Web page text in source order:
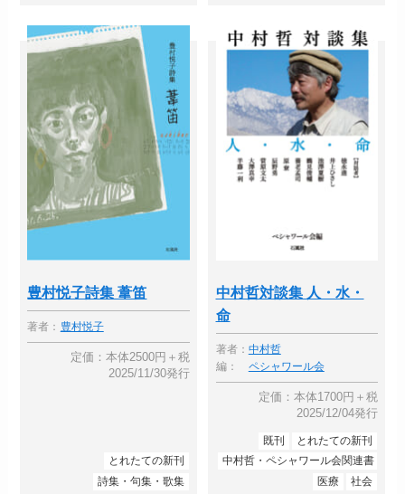
豊村悦子詩集 葦笛
著者： 豊村悦子
定価：本体2500円＋税
2025/11/30発行
とれたての新刊
詩集・句集・歌集
中村哲対談集 人・水・
命
著者： 中村哲
編：
ペシャワール会
定価：本体1700円＋税
2025/12/04発行
既刊
とれたての新刊
中村哲・ペシャワール会関連書
医療
社会